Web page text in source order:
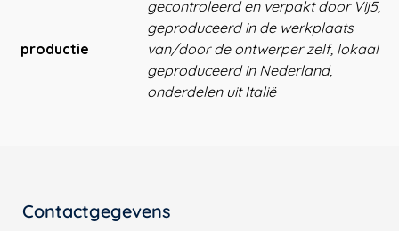
productie
gecontroleerd en verpakt door Vij5,
geproduceerd in de werkplaats
van/door de ontwerper zelf, lokaal
geproduceerd in Nederland,
onderdelen uit Italië
Contactgegevens